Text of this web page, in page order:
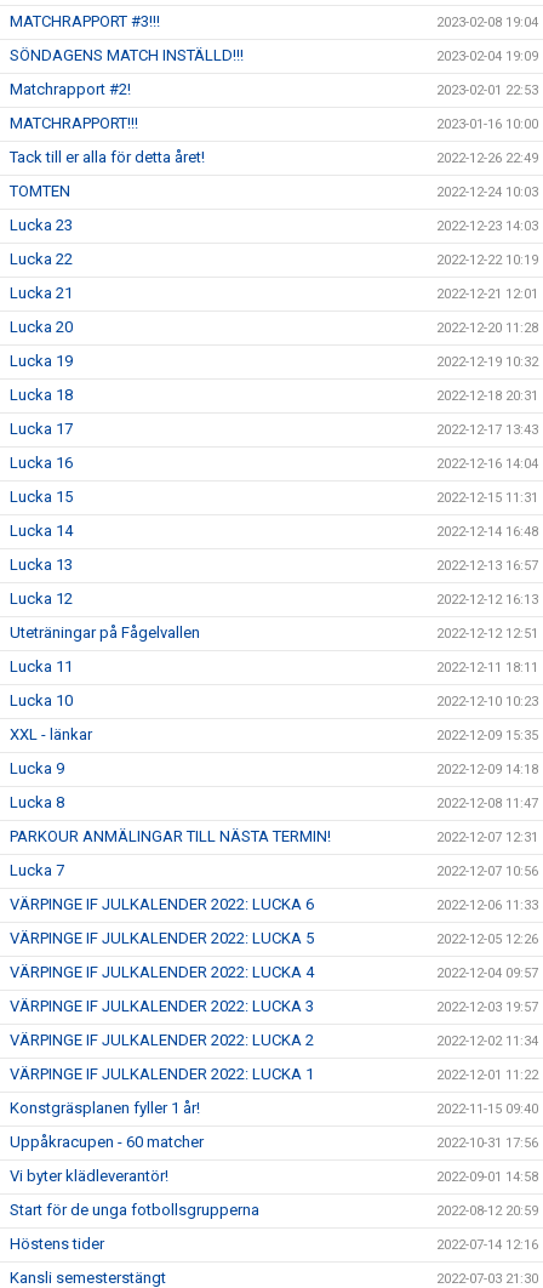
MATCHRAPPORT #3!!! 2023-02-08 19:04
SÖNDAGENS MATCH INSTÄLLD!!! 2023-02-04 19:09
Matchrapport #2! 2023-02-01 22:53
MATCHRAPPORT!!! 2023-01-16 10:00
Tack till er alla för detta året! 2022-12-26 22:49
TOMTEN 2022-12-24 10:03
Lucka 23 2022-12-23 14:03
Lucka 22 2022-12-22 10:19
Lucka 21 2022-12-21 12:01
Lucka 20 2022-12-20 11:28
Lucka 19 2022-12-19 10:32
Lucka 18 2022-12-18 20:31
Lucka 17 2022-12-17 13:43
Lucka 16 2022-12-16 14:04
Lucka 15 2022-12-15 11:31
Lucka 14 2022-12-14 16:48
Lucka 13 2022-12-13 16:57
Lucka 12 2022-12-12 16:13
Uteträningar på Fågelvallen 2022-12-12 12:51
Lucka 11 2022-12-11 18:11
Lucka 10 2022-12-10 10:23
XXL - länkar 2022-12-09 15:35
Lucka 9 2022-12-09 14:18
Lucka 8 2022-12-08 11:47
PARKOUR ANMÄLINGAR TILL NÄSTA TERMIN! 2022-12-07 12:31
Lucka 7 2022-12-07 10:56
VÄRPINGE IF JULKALENDER 2022: LUCKA 6 2022-12-06 11:33
VÄRPINGE IF JULKALENDER 2022: LUCKA 5 2022-12-05 12:26
VÄRPINGE IF JULKALENDER 2022: LUCKA 4 2022-12-04 09:57
VÄRPINGE IF JULKALENDER 2022: LUCKA 3 2022-12-03 19:57
VÄRPINGE IF JULKALENDER 2022: LUCKA 2 2022-12-02 11:34
VÄRPINGE IF JULKALENDER 2022: LUCKA 1 2022-12-01 11:22
Konstgräsplanen fyller 1 år! 2022-11-15 09:40
Uppåkracupen - 60 matcher 2022-10-31 17:56
Vi byter klädleverantör! 2022-09-01 14:58
Start för de unga fotbollsgrupperna 2022-08-12 20:59
Höstens tider 2022-07-14 12:16
Kansli semesterstängt 2022-07-03 21:30